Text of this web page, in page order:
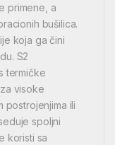
primene, a
bušilica.
koja ga čini
S2
termičke
visoke
postrojenjima ili
spoljni
koristi sa